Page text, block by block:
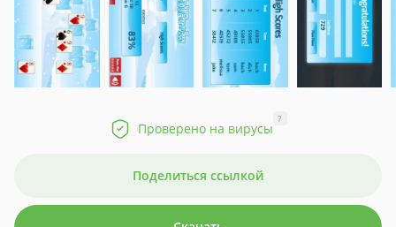
Проверено на вирусы
?
Поделиться ссылкой